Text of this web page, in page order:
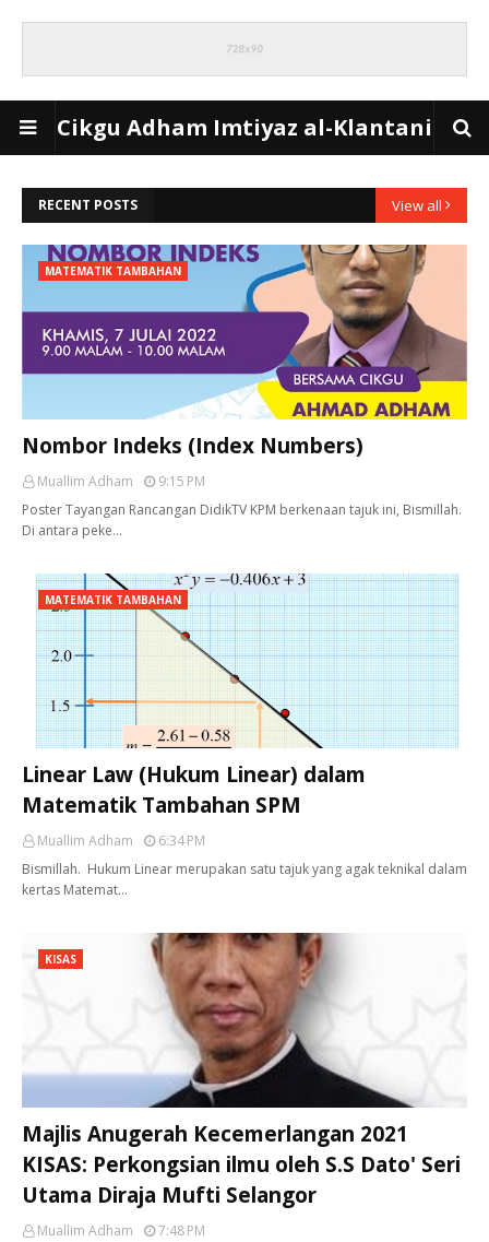
Cikgu Adham Imtiyaz al-Klantani
RECENT POSTS View all
MATEMATIK TAMBAHAN
Nombor Indeks (Index Numbers)
Muallim Adham
9:15 PM
Poster Tayangan Rancangan DidikTV KPM berkenaan tajuk ini, Bismillah.
Di antara peke…
MATEMATIK TAMBAHAN
Linear Law (Hukum Linear) dalam
Matematik Tambahan SPM
Muallim Adham
6:34 PM
Bismillah. Hukum Linear merupakan satu tajuk yang agak teknikal dalam
kertas Matemat…
KISAS
Majlis Anugerah Kecemerlangan 2021
KISAS: Perkongsian ilmu oleh S.S Dato' Seri
Utama Diraja Mufti Selangor
Muallim Adham
7:48 PM